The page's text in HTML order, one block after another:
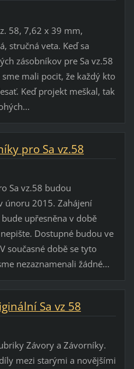
58, 7,62 x 39 mm,
stručná veta. Keď sa
zásobníkov pre Sa vz.58
mali pocit, že každý kto
Keď projekt meškal, tak
pro Sa vz.58
Sa vz.58 budou
únoru 2015. Zahájení
upřesněna v době
Dostupné budou ve
současné době se tyto
nezaznamenali žádné...
Sa vz 58
Závory a Závorníky.
mezi starými a novějšími